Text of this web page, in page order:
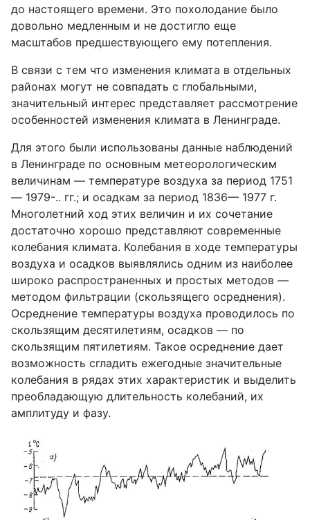
до настоящего времени. Это похолодание было
довольно медленным и не достигло еще
масштабов предшествующего ему потепления.
В связи с тем что изменения климата в отдельных
районах могут не совпадать с глобальными,
значительный интерес представляет рассмотрение
особенностей изменения климата в Ленинграде.
Для этого были использованы данные наблюдений
в Ленинграде по основным метеорологическим
величинам — температуре воздуха за период 1751
— 1979-.. гг.; и осадкам за период 1836— 1977 г.
Многолетний ход этих величин и их сочетание
достаточно хорошо представляют современные
колебания климата. Колебания в ходе температуры
воздуха и осадков выявлялись одним из наиболее
широко распространенных и простых методов —
методом фильтрации (скользящего осреднения).
Осреднение температуры воздуха проводилось по
скользящим десятилетиям, осадков — по
скользящим пятилетиям. Такое осреднение дает
возможность сгладить ежегодные значительные
колебания в рядах этих характеристик и выделить
преобладающую длительность колебаний, их
амплитуду и фазу.